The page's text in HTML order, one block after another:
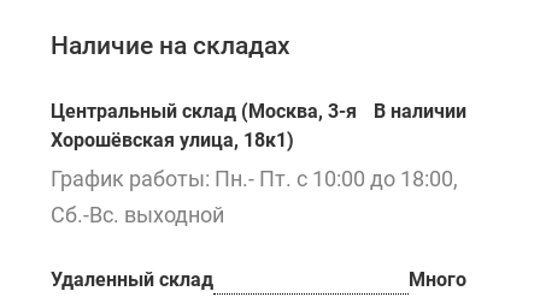
Наличие на складах
Центральный склад (Москва, 3-я
Хорошёвская улица, 18к1)
В наличии
График работы: Пн.- Пт. с 10:00 до 18:00,
Сб.-Вс. выходной
Удаленный склад Много